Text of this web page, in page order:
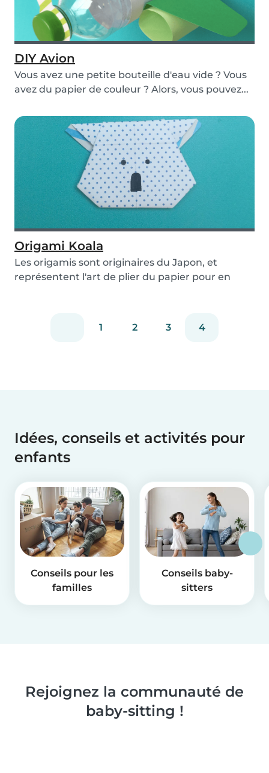
DIY Avion
Vous avez une petite bouteille d'eau vide ? Vous
avez du papier de couleur ? Alors, vous pouvez...
Origami Koala
Les origamis sont originaires du Japon, et
représentent l'art de plier du papier pour en
1 2 3 4
Idées, conseils et activités pour
enfants
Conseils pour les
familles
Conseils baby-
sitters
Rejoignez la communauté de
baby-sitting !